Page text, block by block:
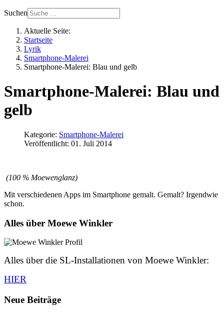
Suchen
Aktuelle Seite:
Startseite
Lyrik
Smartphone-Malerei
Smartphone-Malerei: Blau und gelb
Smartphone-Malerei: Blau und
gelb
Kategorie: Smartphone-Malerei
Veröffentlicht: 01. Juli 2014
(100 % Moewenglanz)
Mit verschiedenen Apps im Smartphone gemalt. Gemalt? Irgendwie
schon.
Alles über Moewe Winkler
Alles über die SL-Installationen von Moewe Winkler:
HIER
Neue Beiträge